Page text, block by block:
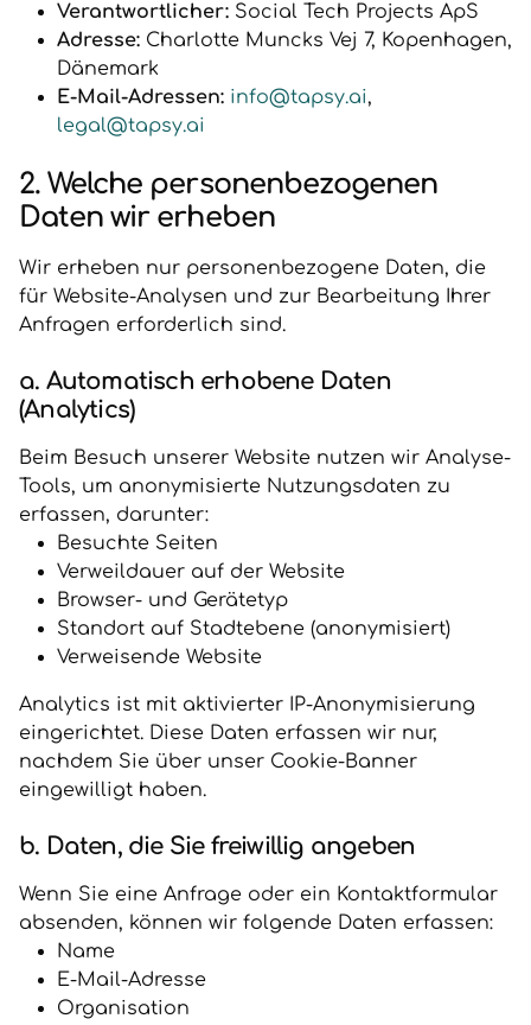
Verantwortlicher: Social Tech Projects ApS
Adresse: Charlotte Muncks Vej 7, Kopenhagen,
Dänemark
E-Mail-Adressen: info@tapsy.ai,
legal@tapsy.ai
2. Welche personenbezogenen
Daten wir erheben
Wir erheben nur personenbezogene Daten, die
für Website-Analysen und zur Bearbeitung Ihrer
Anfragen erforderlich sind.
a. Automatisch erhobene Daten
(Analytics)
Beim Besuch unserer Website nutzen wir Analyse-
Tools, um anonymisierte Nutzungsdaten zu
erfassen, darunter:
Besuchte Seiten
Verweildauer auf der Website
Browser- und Gerätetyp
Standort auf Stadtebene (anonymisiert)
Verweisende Website
Analytics ist mit aktivierter IP-Anonymisierung
eingerichtet. Diese Daten erfassen wir nur,
nachdem Sie über unser Cookie-Banner
eingewilligt haben.
b. Daten, die Sie freiwillig angeben
Wenn Sie eine Anfrage oder ein Kontaktformular
absenden, können wir folgende Daten erfassen:
Name
E-Mail-Adresse
Organisation